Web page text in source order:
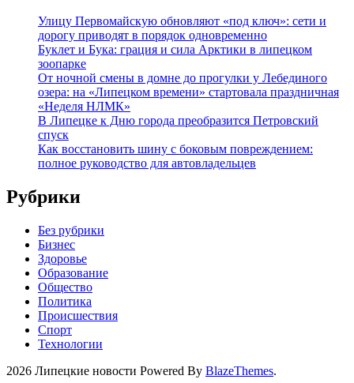
Улицу Первомайскую обновляют «под ключ»: сети и
дорогу приводят в порядок одновременно
Буклет и Бука: грация и сила Арктики в липецком
зоопарке
От ночной смены в домне до прогулки у Лебединого
озера: на «Липецком времени» стартовала праздничная
«Неделя НЛМК»
В Липецке к Дню города преобразится Петровский
спуск
Как восстановить шину с боковым повреждением:
полное руководство для автовладельцев
Рубрики
Без рубрики
Бизнес
Здоровье
Образование
Общество
Политика
Происшествия
Спорт
Технологии
2026 Липецкие новости Powered By BlazeThemes.